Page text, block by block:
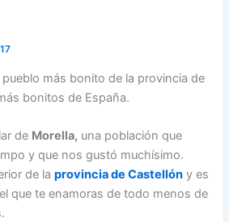
pueblo más bonito de la provincia de
bonitos de España.
de Morella, una población que
y que nos gustó muchísimo.
de laprovincia de Castellón y es
que te enamoras de todo menos de